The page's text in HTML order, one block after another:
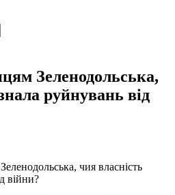
Зеленодольська,
руйнувань від
чия власність
війни?